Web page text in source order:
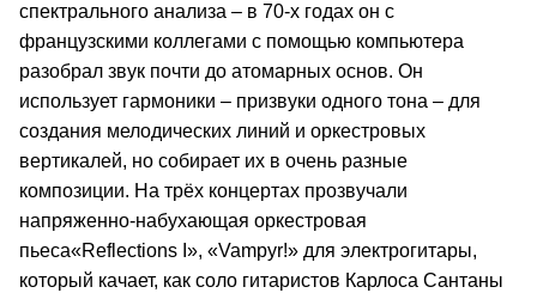
спектрального анализа – в 70-х годах он с
французскими коллегами с помощью компьютера
разобрал звук почти до атомарных основ. Он
использует гармоники – призвуки одного тона – для
создания мелодических линий и оркестровых
вертикалей, но собирает их в очень разные
композиции. На трёх концертах прозвучали
напряженно-набухающая оркестровая
пьеса«Reflections I», «Vampyr!» для электрогитары,
который качает, как соло гитаристов Карлоса Сантаны